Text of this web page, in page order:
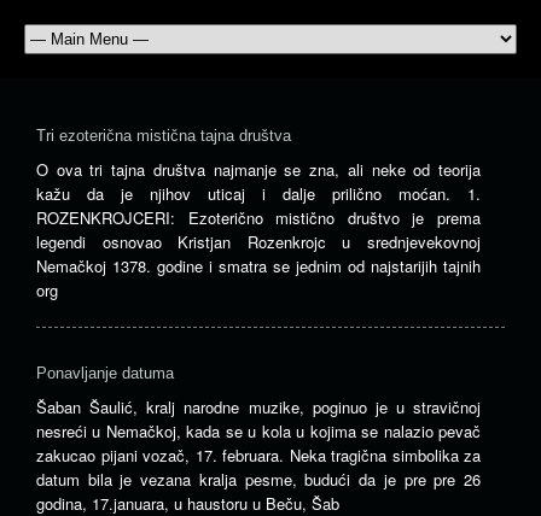
Tri ezoterična mistična tajna društva
O ova tri tajna društva najmanje se zna, ali neke od teorija
kažu da je njihov uticaj i dalje prilično moćan. 1.
ROZENKROJCERI: Ezoterično mistično društvo je prema
legendi osnovao Kristjan Rozenkrojc u srednjevekovnoj
Nemačkoj 1378. godine i smatra se jednim od najstarijih tajnih
org
Ponavljanje datuma
Šaban Šaulić, kralj narodne muzike, poginuo je u stravičnoj
nesreći u Nemačkoj, kada se u kola u kojima se nalazio pevač
zakucao pijani vozač, 17. februara. Neka tragična simbolika za
datum bila je vezana kralja pesme, budući da je pre pre 26
godina, 17.januara, u haustoru u Beču, Šab